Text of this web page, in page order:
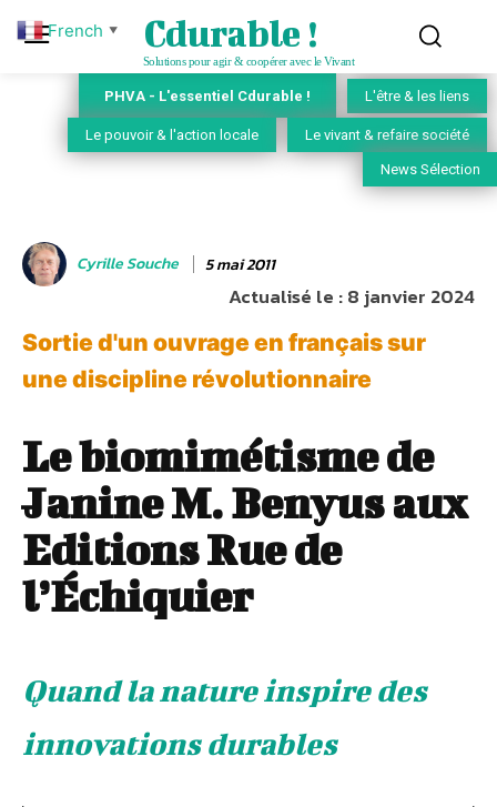
Cdurable !
Solutions pour agir & coopérer avec le Vivant
PHVA - L'essentiel Cdurable ! L'être & les liens
Le pouvoir & l'action locale Le vivant & refaire société
News Sélection
Cyrille Souche 5 mai 2011
Actualisé le :8 janvier 2024
Sortie d'un ouvrage en français sur
une discipline révolutionnaire
Le biomimétisme de
Janine M. Benyus aux
Editions Rue de
l’Échiquier
Quand la nature inspire des
innovations durables
French ▼